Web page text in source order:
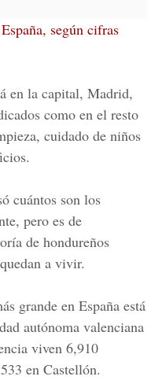
según cifras
en la capital, Madrid,
como en el resto
cuidado de niños
cuántos son los
pero es de
de hondureños
a vivir.
grande en España está
autónoma valenciana
viven 6,910
533 en Castellón.